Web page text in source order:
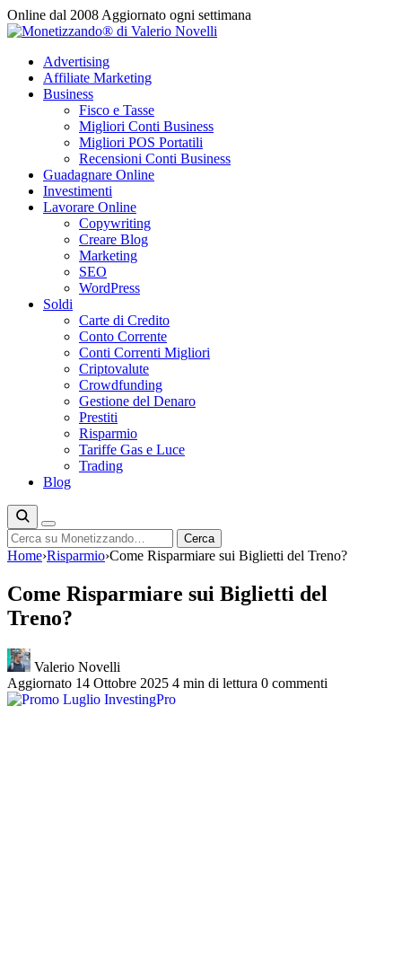
Vai
al
Online dal 2008 Aggiornato ogni settimana
Advertising
Affiliate Marketing
Business
Fisco e Tasse
Migliori Conti Business
Migliori POS Portatili
Recensioni Conti Business
Guadagnare Online
Investimenti
Lavorare Online
Copywriting
Creare Blog
Marketing
SEO
WordPress
Soldi
Carte di Credito
Conto Corrente
Conti Correnti Migliori
Criptovalute
Crowdfunding
Gestione del Denaro
Prestiti
Risparmio
Tariffe Gas e Luce
Trading
Blog
Cerca Cerca
Home›Risparmio›Come Risparmiare sui Biglietti del Treno?
Come Risparmiare sui Biglietti del
Treno?
Valerio Novelli
Aggiornato 14 Ottobre 2025 4 min di lettura 0 commenti